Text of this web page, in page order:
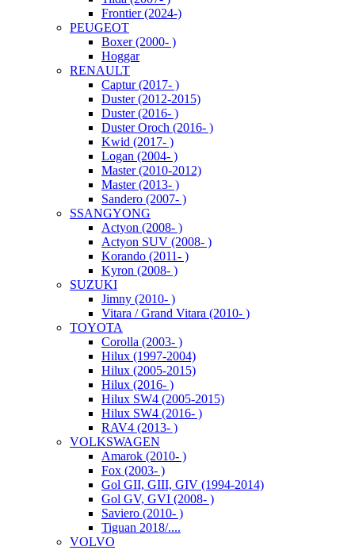
Frontier (2024-)
PEUGEOT
Boxer (2000- )
Hoggar
RENAULT
Captur (2017- )
Duster (2012-2015)
Duster (2016- )
Duster Oroch (2016- )
Kwid (2017- )
Logan (2004- )
Master (2010-2012)
Master (2013- )
Sandero (2007- )
SSANGYONG
Actyon (2008- )
Actyon SUV (2008- )
Korando (2011- )
Kyron (2008- )
SUZUKI
Jimny (2010- )
Vitara / Grand Vitara (2010- )
TOYOTA
Corolla (2003- )
Hilux (1997-2004)
Hilux (2005-2015)
Hilux (2016- )
Hilux SW4 (2005-2015)
Hilux SW4 (2016- )
RAV4 (2013- )
VOLKSWAGEN
Amarok (2010- )
Fox (2003- )
Gol GII, GIII, GIV (1994-2014)
Gol GV, GVI (2008- )
Saviero (2010- )
Tiguan 2018/....
VOLVO